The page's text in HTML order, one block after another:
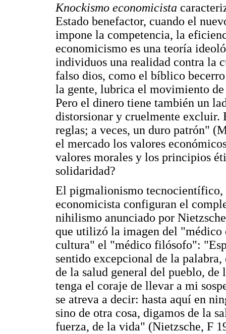
Knockismo economicista
Estado benefactor, cuando el
impone la competencia, la
economicismo es una teoría
individuos una realidad contra la
falso dios, como el bíblico
la gente, lubrica el movimiento
Pero el dinero tiene también un
distorsionar y cruelmente
reglas; a veces, un duro patrón"
el mercado los valores
valores morales y los principios
solidaridad?
El pigmalionismo
economicista configuran el
nihilismo anunciado por
que utilizó la imagen del
cultura" el "médico filósofo":
sentido excepcional de la
de la salud general del pueblo, de
tenga el coraje de llevar a mi
se atreva a decir: hasta aquí en
sino de otra cosa, digamos de la
fuerza, de la vida" (Nietzsche, F